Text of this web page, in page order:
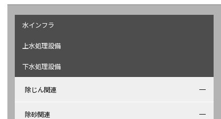
水インフラ
上水処理設備
下水処理設備
除じん関連
除砂関連